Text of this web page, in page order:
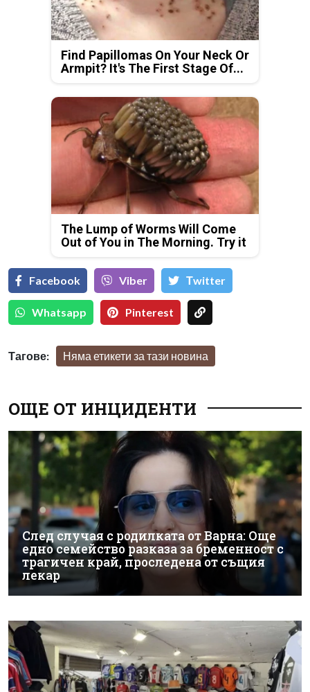
Find Papillomas On Your Neck Or
Armpit? It's The First Stage Of...
The Lump of Worms Will Come
Out of You in The Morning. Try it
Facebook Viber Тwitter
Whatsapp Pinterest
Тагове: Няма етикети за тази новина
ОЩЕ ОТ ИНЦИДЕНТИ
След случая с родилката от Варна: Още
едно семейство разказа за бременност с
трагичен край, проследена от същия
лекар